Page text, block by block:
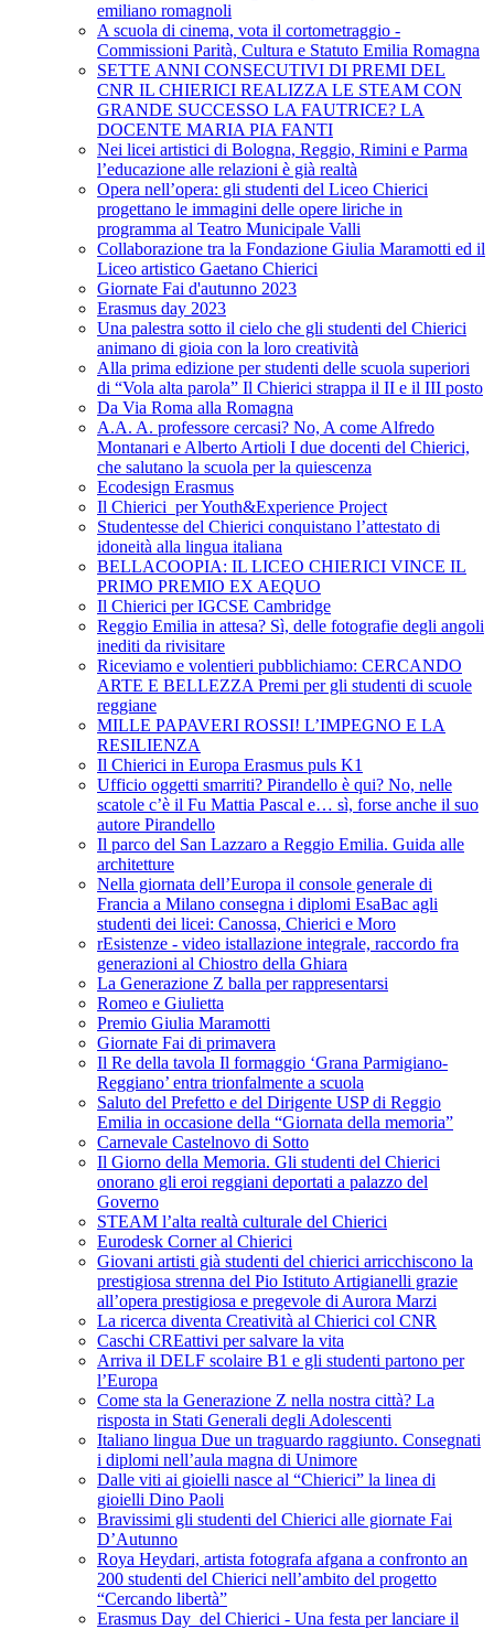
emiliano romagnoli
A scuola di cinema, vota il cortometraggio -
Commissioni Parità, Cultura e Statuto Emilia Romagna
SETTE ANNI CONSECUTIVI DI PREMI DEL
CNR IL CHIERICI REALIZZA LE STEAM CON
GRANDE SUCCESSO LA FAUTRICE? LA
DOCENTE MARIA PIA FANTI
Nei licei artistici di Bologna, Reggio, Rimini e Parma
l’educazione alle relazioni è già realtà
Opera nell’opera: gli studenti del Liceo Chierici
progettano le immagini delle opere liriche in
programma al Teatro Municipale Valli
Collaborazione tra la Fondazione Giulia Maramotti ed il
Liceo artistico Gaetano Chierici
Giornate Fai d'autunno 2023
Erasmus day 2023
Una palestra sotto il cielo che gli studenti del Chierici
animano di gioia con la loro creatività
Alla prima edizione per studenti delle scuola superiori
di “Vola alta parola” Il Chierici strappa il II e il III posto
Da Via Roma alla Romagna
A.A. A. professore cercasi? No, A come Alfredo
Montanari e Alberto Artioli I due docenti del Chierici,
che salutano la scuola per la quiescenza
Ecodesign Erasmus
Il Chierici per Youth&Experience Project
Studentesse del Chierici conquistano l’attestato di
idoneità alla lingua italiana
BELLACOOPIA: IL LICEO CHIERICI VINCE IL
PRIMO PREMIO EX AEQUO
Il Chierici per IGCSE Cambridge
Reggio Emilia in attesa? Sì, delle fotografie degli angoli
inediti da rivisitare
Riceviamo e volentieri pubblichiamo: CERCANDO
ARTE E BELLEZZA Premi per gli studenti di scuole
reggiane
MILLE PAPAVERI ROSSI! L’IMPEGNO E LA
RESILIENZA
Il Chierici in Europa Erasmus puls K1
Ufficio oggetti smarriti? Pirandello è qui? No, nelle
scatole c’è il Fu Mattia Pascal e… sì, forse anche il suo
autore Pirandello
Il parco del San Lazzaro a Reggio Emilia. Guida alle
architetture
Nella giornata dell’Europa il console generale di
Francia a Milano consegna i diplomi EsaBac agli
studenti dei licei: Canossa, Chierici e Moro
rEsistenze - video istallazione integrale, raccordo fra
generazioni al Chiostro della Ghiara
La Generazione Z balla per rappresentarsi
Romeo e Giulietta
Premio Giulia Maramotti
Giornate Fai di primavera
Il Re della tavola Il formaggio ‘Grana Parmigiano-
Reggiano’ entra trionfalmente a scuola
Saluto del Prefetto e del Dirigente USP di Reggio
Emilia in occasione della “Giornata della memoria”
Carnevale Castelnovo di Sotto
Il Giorno della Memoria. Gli studenti del Chierici
onorano gli eroi reggiani deportati a palazzo del
Governo
STEAM l’alta realtà culturale del Chierici
Eurodesk Corner al Chierici
Giovani artisti già studenti del chierici arricchiscono la
prestigiosa strenna del Pio Istituto Artigianelli grazie
all’opera prestigiosa e pregevole di Aurora Marzi
La ricerca diventa Creatività al Chierici col CNR
Caschi CREattivi per salvare la vita
Arriva il DELF scolaire B1 e gli studenti partono per
l’Europa
Come sta la Generazione Z nella nostra città? La
risposta in Stati Generali degli Adolescenti
Italiano lingua Due un traguardo raggiunto. Consegnati
i diplomi nell’aula magna di Unimore
Dalle viti ai gioielli nasce al “Chierici” la linea di
gioielli Dino Paoli
Bravissimi gli studenti del Chierici alle giornate Fai
D’Autunno
Roya Heydari, artista fotografa afgana a confronto an
200 studenti del Chierici nell’ambito del progetto
“Cercando libertà”
Erasmus Day del Chierici - Una festa per lanciare il